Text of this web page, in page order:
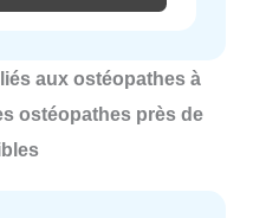
aux ostéopathes à
ostéopathes près de